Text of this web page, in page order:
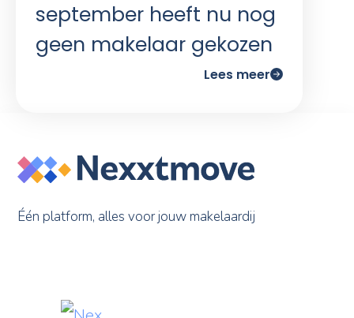
september heeft nu nog
geen makelaar gekozen
Lees meer
Één platform, alles voor jouw makelaardij